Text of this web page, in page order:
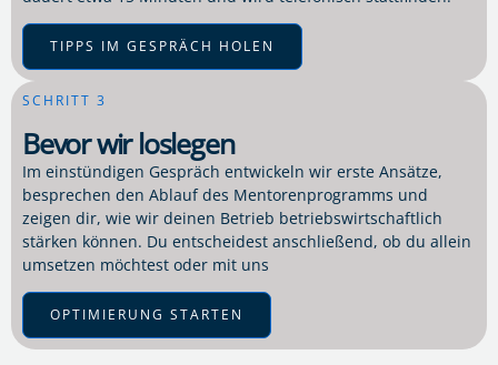
TIPPS IM GESPRÄCH HOLEN
SCHRITT 3
Bevor wir loslegen
Im einstündigen Gespräch entwickeln wir erste Ansätze,
besprechen den Ablauf des Mentorenprogramms und
zeigen dir, wie wir deinen Betrieb betriebswirtschaftlich
stärken können. Du entscheidest anschließend, ob du allein
umsetzen möchtest oder mit uns
OPTIMIERUNG STARTEN